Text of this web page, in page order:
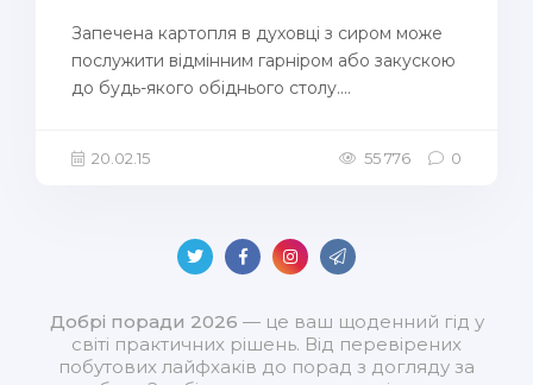
Запечена картопля в духовці з сиром може
послужити відмінним гарніром або закускою
до будь-якого обіднього столу....
20.02.15 55 776 0
Добрі поради 2026 — це ваш щоденний гід у
світі практичних рішень. Від перевірених
побутових лайфхаків до порад з догляду за